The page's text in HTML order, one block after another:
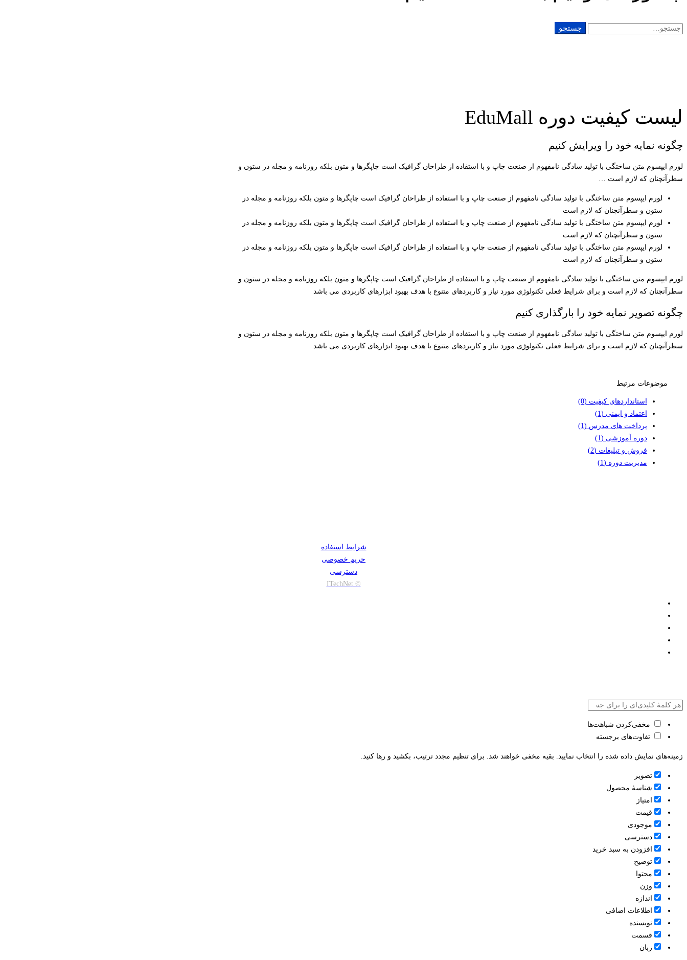
جستجو
جستجو
لیست کیفیت دوره EduMall
چگونه نمایه خود را ویرایش کنیم
لورم ایپسوم متن ساختگی با تولید سادگی نامفهوم از صنعت چاپ و با استفاده از طراحان گرافیک است چاپگرها و متون بلکه روزنامه و مجله در ستون و
سطرآنچنان که لازم است …
لورم ایپسوم متن ساختگی با تولید سادگی نامفهوم از صنعت چاپ و با استفاده از طراحان گرافیک است چاپگرها و متون بلکه روزنامه و مجله در
ستون و سطرآنچنان که لازم است
لورم ایپسوم متن ساختگی با تولید سادگی نامفهوم از صنعت چاپ و با استفاده از طراحان گرافیک است چاپگرها و متون بلکه روزنامه و مجله در
ستون و سطرآنچنان که لازم است
لورم ایپسوم متن ساختگی با تولید سادگی نامفهوم از صنعت چاپ و با استفاده از طراحان گرافیک است چاپگرها و متون بلکه روزنامه و مجله در
ستون و سطرآنچنان که لازم است
لورم ایپسوم متن ساختگی با تولید سادگی نامفهوم از صنعت چاپ و با استفاده از طراحان گرافیک است چاپگرها و متون بلکه روزنامه و مجله در ستون و
سطرآنچنان که لازم است و برای شرایط فعلی تکنولوژی مورد نیاز و کاربردهای متنوع با هدف بهبود ابزارهای کاربردی می باشد
چگونه تصویر نمایه خود را بارگذاری کنیم
لورم ایپسوم متن ساختگی با تولید سادگی نامفهوم از صنعت چاپ و با استفاده از طراحان گرافیک است چاپگرها و متون بلکه روزنامه و مجله در ستون و
سطرآنچنان که لازم است و برای شرایط فعلی تکنولوژی مورد نیاز و کاربردهای متنوع با هدف بهبود ابزارهای کاربردی می باشد
موضوعات مرتبط
استانداردهای کیفیت (0)
اعتماد و ایمنی (1)
پرداخت های مدرس (1)
دوره آموزشی (1)
فروش و تبلیغات (2)
مدیریت دوره (1)
شرایط استفاده
حریم خصوصی
دسترسی
© ITechNet
مخفی‌کردن شباهت‌ها
تفاوت‌های برجسته
زمینه‌های نمایش داده شده را انتخاب نمایید. بقیه مخفی خواهند شد. برای تنظیم مجدد ترتیب، بکشید و رها کنید.
تصویر
شناسۀ محصول
امتیاز
قيمت
موجودی
دسترسی
افزودن به سبد خرید
توضیح
محتوا
وزن
اندازه
اطلاعات اضافی
نویسنده
قسمت
زبان